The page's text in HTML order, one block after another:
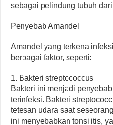
sebagai pelindung tubuh
Penyebab Amandel
Amandel yang terkena
berbagai faktor, seperti:
1. Bakteri streptococcus
Bakteri ini menjadi
terinfeksi. Bakteri
tetesan udara saat
ini menyebabkan tonsilitis,